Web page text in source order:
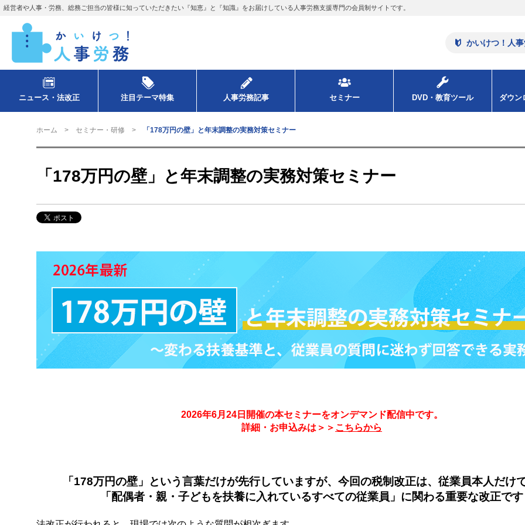
経営者や人事・労務、総務ご担当の皆様に知っていただきたい『知恵』と『知識』をお届けしている人事労務支援専門の会員制サイトです。
かいけつ！人
ニュース・法改正 注目テーマ特集 人事労務記事 セミナー DVD・教育ツール ダウ
ホーム セミナー・研修 「178万円の壁」と年末調整の実務対策セミナー
「178万円の壁」と年末調整の実務対策セミナー
2026年6月24日開催の本セミナーをオンデマンド配信中です。
詳細・お申込みは＞＞ こちらから
「178万円の壁」という言葉だけが先行していますが、今回の税制改正は、従業員本人だけ
「配偶者・親・子どもを扶養に入れているすべての従業員」に関わる重要な改正です